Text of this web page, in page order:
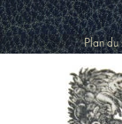
Plan du